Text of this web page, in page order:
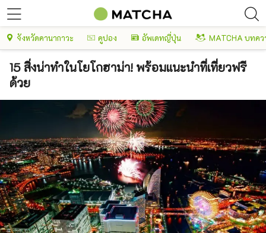
จังหวัดคานากาวะ คูปอง อัพเดทญี่ปุ่น MATCHA บทคว
15 สิ่งน่าทำในโยโกฮาม่า! พร้อมแนะนำที่เที่ยวฟรี
ด้วย